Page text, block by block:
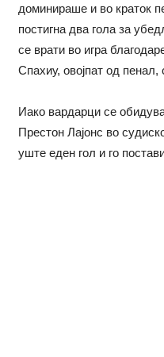
доминираше и во краток
постигна два гола за
се врати во игра
Спахиу, овојпат од
Иако вардарци се
Престон Лајонс во
уште еден гол и го